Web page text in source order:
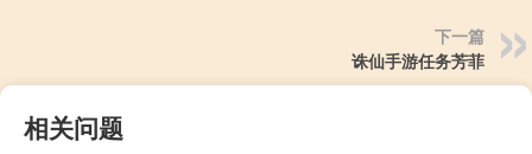
下一篇
诛仙手游任务芳菲
相关问题